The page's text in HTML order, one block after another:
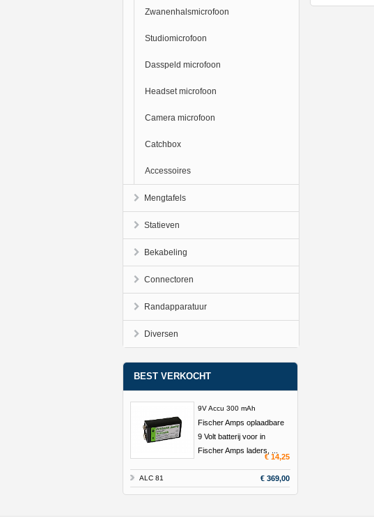
Zwanenhalsmicrofoon
Studiomicrofoon
Dasspeld microfoon
Headset microfoon
Camera microfoon
Catchbox
Accessoires
Mengtafels
Statieven
Bekabeling
Connectoren
Randapparatuur
Diversen
BEST VERKOCHT
9V Accu 300 mAh
Fischer Amps oplaadbare
9 Volt batterij voor in
Fischer Amps laders, ...
€ 14,25
ALC 81 € 369,00